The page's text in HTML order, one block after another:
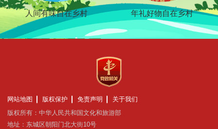
稻花香里说丰年 瑞雪红梅欢喜过年
橙黄橘绿乡村胜景 游购乡村欢聚过年
人间有味自在乡村 年礼好物自在乡村
网站地图 版权保护 免责声明
关于我们
版权所有：中华人民共和国文化和旅游部
地址：东城区朝阳门北大街10号